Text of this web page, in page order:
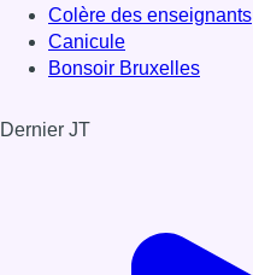
Colère des enseignants
Canicule
Bonsoir Bruxelles
Dernier JT